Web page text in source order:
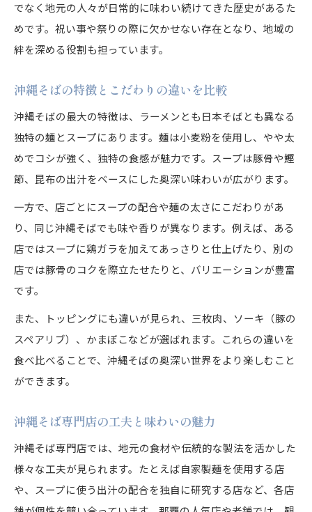
でなく地元の人々が日常的に味わい続けてきた歴史があるた
めです。祝い事や祭りの際に欠かせない存在となり、地域の
絆を深める役割も担っています。
沖縄そばの特徴とこだわりの違いを比較
沖縄そばの最大の特徴は、ラーメンとも日本そばとも異なる
独特の麺とスープにあります。麺は小麦粉を使用し、やや太
めでコシが強く、独特の食感が魅力です。スープは豚骨や鰹
節、昆布の出汁をベースにした奥深い味わいが広がります。
一方で、店ごとにスープの配合や麺の太さにこだわりがあ
り、同じ沖縄そばでも味や香りが異なります。例えば、ある
店ではスープに鶏ガラを加えてあっさりと仕上げたり、別の
店では豚骨のコクを際立たせたりと、バリエーションが豊富
です。
また、トッピングにも違いが見られ、三枚肉、ソーキ（豚の
スペアリブ）、かまぼこなどが選ばれます。これらの違いを
食べ比べることで、沖縄そばの奥深い世界をより楽しむこと
ができます。
沖縄そば専門店の工夫と味わいの魅力
沖縄そば専門店では、地元の食材や伝統的な製法を活かした
様々な工夫が見られます。たとえば自家製麺を使用する店
や、スープに使う出汁の配合を独自に研究する店など、各店